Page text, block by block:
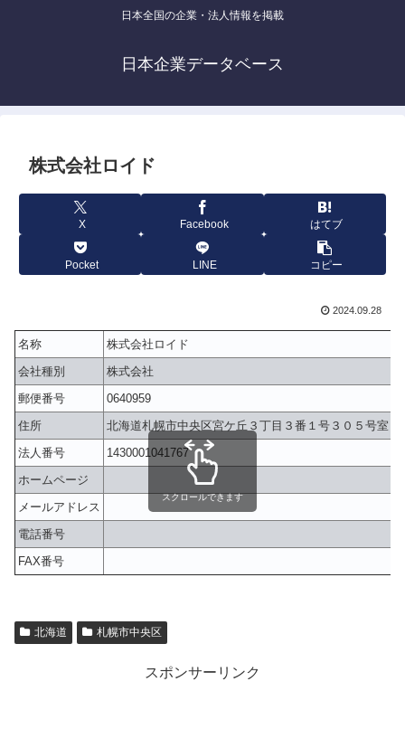
日本全国の企業・法人情報を掲載
日本企業データベース
株式会社ロイド
X Facebook はてブ
Pocket LINE コピー
2024.09.28
名称
株式会社ロイド
会社種別
株式会社
郵便番号
0640959
住所
北海道札幌市中央区宮ケ丘３丁目３番１号３０５号室
法人番号
1430001041767
ホームページ
メールアドレス
電話番号
FAX番号
スクロールできます
北海道 札幌市中央区
スポンサーリンク